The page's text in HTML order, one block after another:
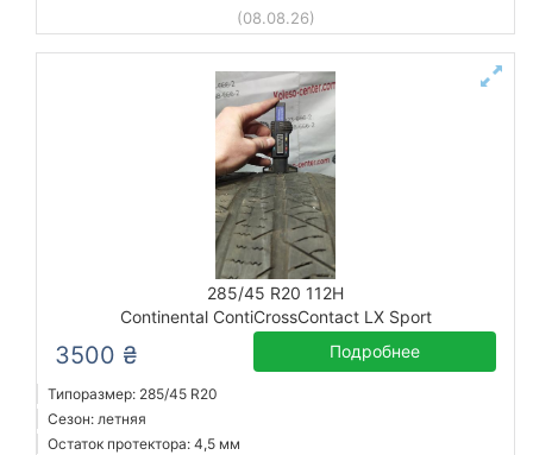
(08.08.26)
285/45 R20 112H
Continental ContiCrossContact LX Sport
3500 ₴ Подробнее
Типоразмер: 285/45 R20
Сезон: летняя
Остаток протектора: 4,5 мм